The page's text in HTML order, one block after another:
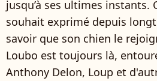
jusqu’à ses ultimes instants.
souhait exprimé depuis
savoir que son chien le
Loubo est toujours là,
Anthony Delon, Loup et